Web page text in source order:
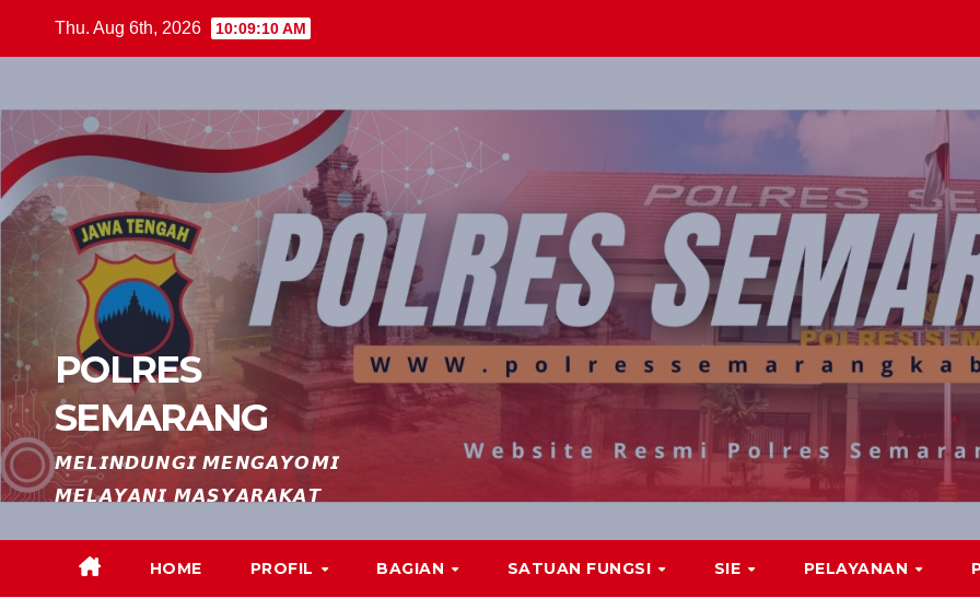
Thu. Aug 6th, 2026 10:09:11 AM
POLRES
SEMARANG
𝙈𝙀𝙇𝙄𝙉𝘿𝙐𝙉𝙂𝙄 𝙈𝙀𝙉𝙂𝘼𝙔𝙊𝙈𝙄
𝙈𝙀𝙇𝘼𝙔𝘼𝙉𝙄 𝙈𝘼𝙎𝙔𝘼𝙍𝘼𝙆𝘼𝙏
HOME PROFIL BAGIAN SATUAN FUNGSI SIE PELAYANAN